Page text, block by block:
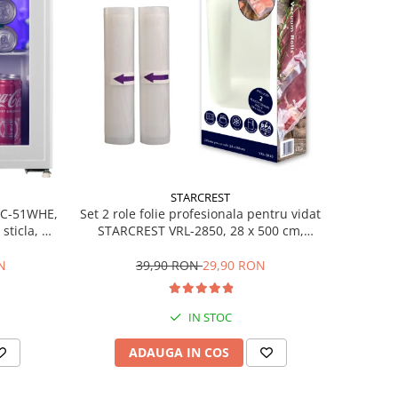
51WHE,
H
STARCREST
Set 2 role folie profesionala pentru vidat
STARCREST VRL-2850, 28 x 500 cm,
lavabile in masina de spalat, fara BPA,
transparent
39,90 RON29,90 RON
IN STOC
ADAUGA IN COS